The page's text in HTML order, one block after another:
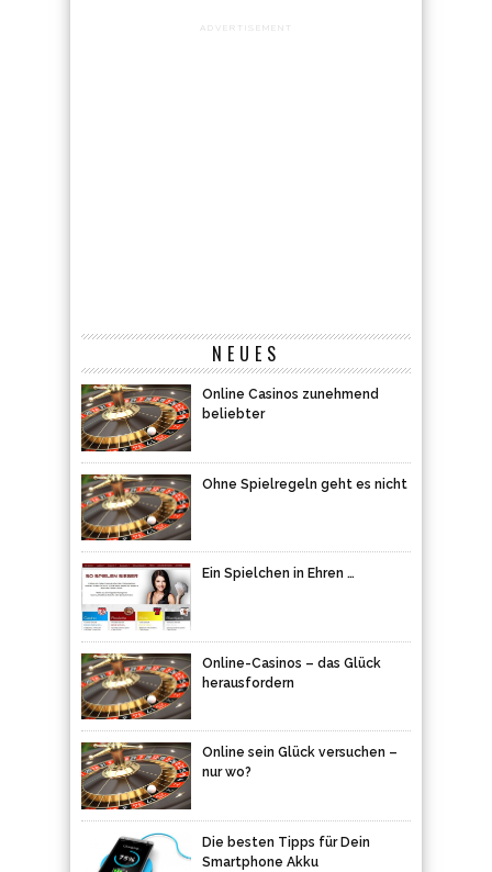
ADVERTISEMENT
NEUES
Online Casinos zunehmend
beliebter
Ohne Spielregeln geht es nicht
Ein Spielchen in Ehren …
Online-Casinos – das Glück
herausfordern
Online sein Glück versuchen –
nur wo?
Die besten Tipps für Dein
Smartphone Akku